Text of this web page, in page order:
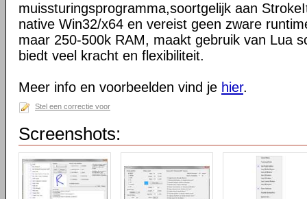
muissturingsprogramma,soortgelijk aan
native Win32/x64 en vereist geen zware
maar 250-500k RAM, maakt gebruik van Lua
biedt veel kracht en flexibiliteit.
Meer info en voorbeelden vind je hier.
Stel een correctie voor
Screenshots: